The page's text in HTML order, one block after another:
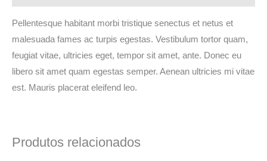
Pellentesque habitant morbi tristique senectus et netus et
malesuada fames ac turpis egestas. Vestibulum tortor quam,
feugiat vitae, ultricies eget, tempor sit amet, ante. Donec eu
libero sit amet quam egestas semper. Aenean ultricies mi vitae
est. Mauris placerat eleifend leo.
Produtos relacionados